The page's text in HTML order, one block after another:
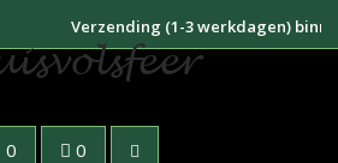
Verzending (1-3 werkdagen)
0 0